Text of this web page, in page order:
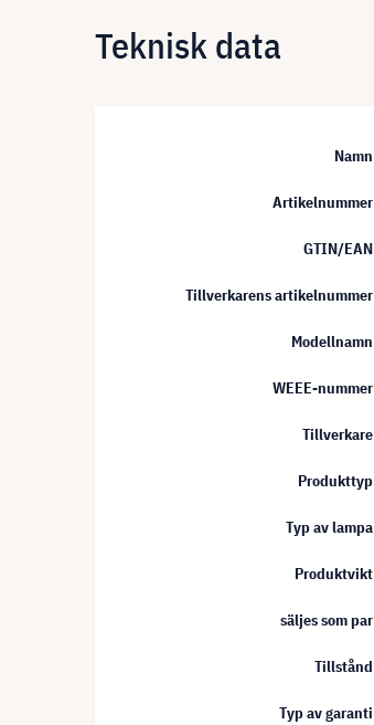
Teknisk data
Namn
Artikelnummer
GTIN/EAN
Tillverkarens artikelnummer
Modellnamn
WEEE-nummer
Tillverkare
Produkttyp
Typ av lampa
Produktvikt
säljes som par
Tillstånd
Typ av garanti